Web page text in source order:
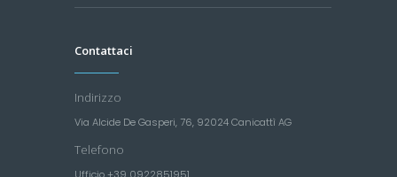
Contattaci
Indirizzo
Via Alcide De Gasperi, 76, 92024 Canicattì AG
Telefono